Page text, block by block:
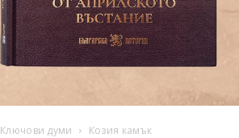
Ключови думи Козия камък